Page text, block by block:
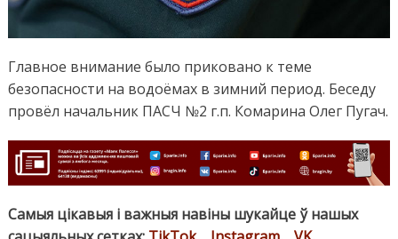
Главное внимание было приковано к теме
безопасности на водоёмах в зимний период. Беседу
провёл начальник ПАСЧ №2 г.п. Комарина Олег Пугач.
Самыя цікавыя і важныя навіны шукайце ў нашых